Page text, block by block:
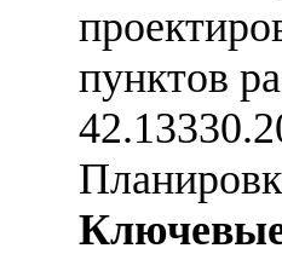
пунктов